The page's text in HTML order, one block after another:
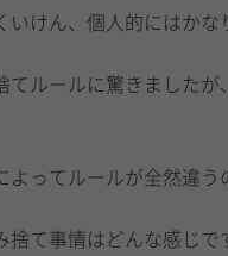
いけん、個人的にはかな
てルールに驚きましたが
よってルールが全然違う
捨て事情はどんな感じで